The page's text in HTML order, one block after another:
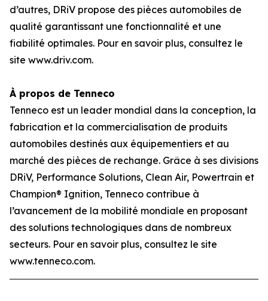
d’autres, DRiV propose des pièces automobiles de
qualité garantissant une fonctionnalité et une
fiabilité optimales. Pour en savoir plus, consultez le
site www.driv.com.
À propos de Tenneco
Tenneco est un leader mondial dans la conception, la
fabrication et la commercialisation de produits
automobiles destinés aux équipementiers et au
marché des pièces de rechange. Grâce à ses divisions
DRiV, Performance Solutions, Clean Air, Powertrain et
Champion® Ignition, Tenneco contribue à
l’avancement de la mobilité mondiale en proposant
des solutions technologiques dans de nombreux
secteurs. Pour en savoir plus, consultez le site
www.tenneco.com.